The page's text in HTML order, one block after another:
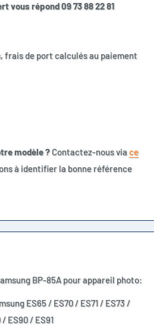
vous répond 09 73 88 22 81
frais de port calculés au paiement
modèle ?Contactez-nous viace
à identifier la bonne référence
BP-85A pour appareil photo:
ES65 / ES70 / ES71 / ES73 /
ES90 / ES91